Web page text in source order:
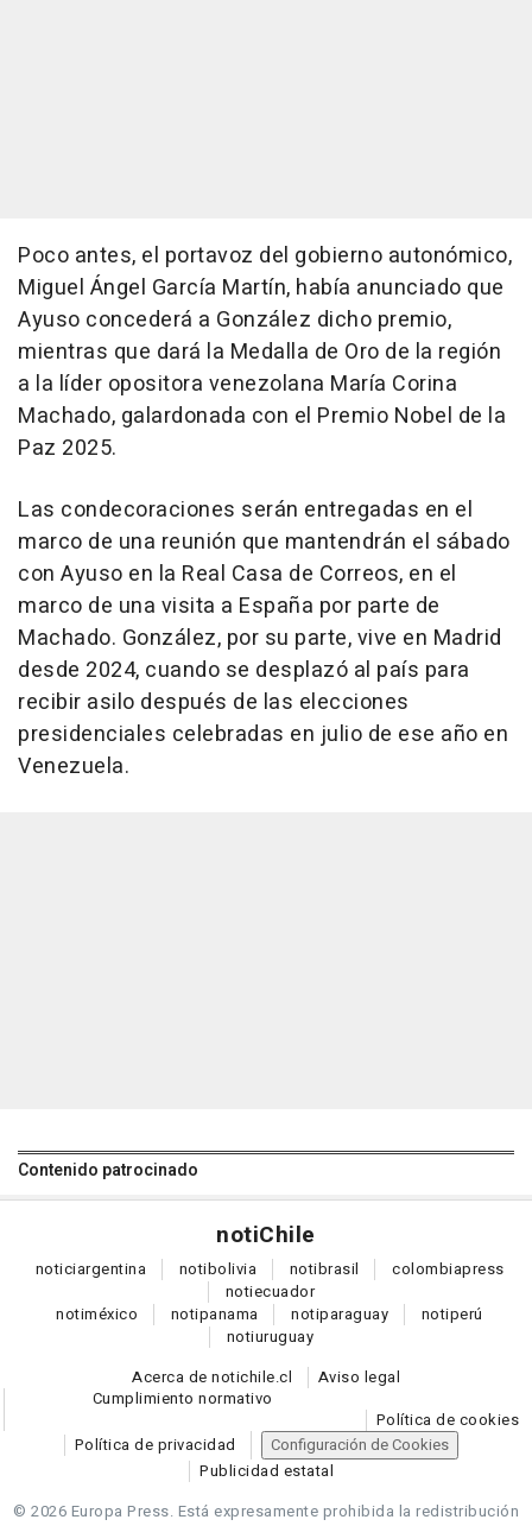
Poco antes, el portavoz del gobierno autonómico,
Miguel Ángel García Martín, había anunciado que
Ayuso concederá a González dicho premio,
mientras que dará la Medalla de Oro de la región
a la líder opositora venezolana María Corina
Machado, galardonada con el Premio Nobel de la
Paz 2025.
Las condecoraciones serán entregadas en el
marco de una reunión que mantendrán el sábado
con Ayuso en la Real Casa de Correos, en el
marco de una visita a España por parte de
Machado. González, por su parte, vive en Madrid
desde 2024, cuando se desplazó al país para
recibir asilo después de las elecciones
presidenciales celebradas en julio de ese año en
Venezuela.
Contenido patrocinado
notiChile
noticiargentina notibolivia notibrasil colombiapress
notiecuador
notiméxico notipanama notiparaguay notiperú
notiuruguay
Acerca de notichile.cl
Aviso legal
Cumplimiento normativo
Política de cookies
Política de privacidad
Configuración de Cookies
Publicidad estatal
© 2026 Europa Press. Está expresamente prohibida la redistribución